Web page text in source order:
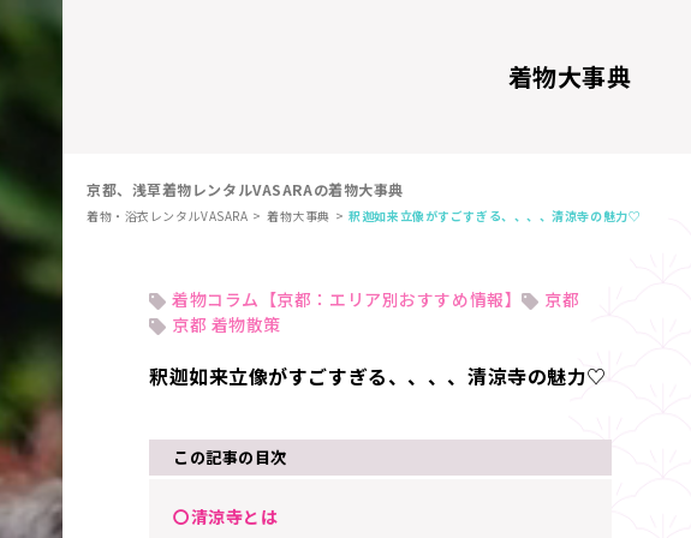
着物大事典
京都、浅草着物レンタルVASARAの着物大事典
着物・浴衣レンタルVASARA 着物大事典 釈迦如来立像がすごすぎる、、、、清涼寺の魅力♡
着物コラム【京都：エリア別おすすめ情報】
京都
京都 着物散策
釈迦如来立像がすごすぎる、、、、清涼寺の魅力♡
この記事の目次
〇清涼寺とは